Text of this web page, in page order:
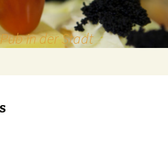
in der Stadt